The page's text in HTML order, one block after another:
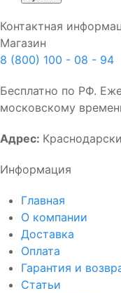
Контактная
Магазин
8 (800) 100 - 08 - 94
Бесплатно по РФ.
московскому
Адрес:
Информация
Главная
О компании
Доставка
Оплата
Гарантия и
Статьи